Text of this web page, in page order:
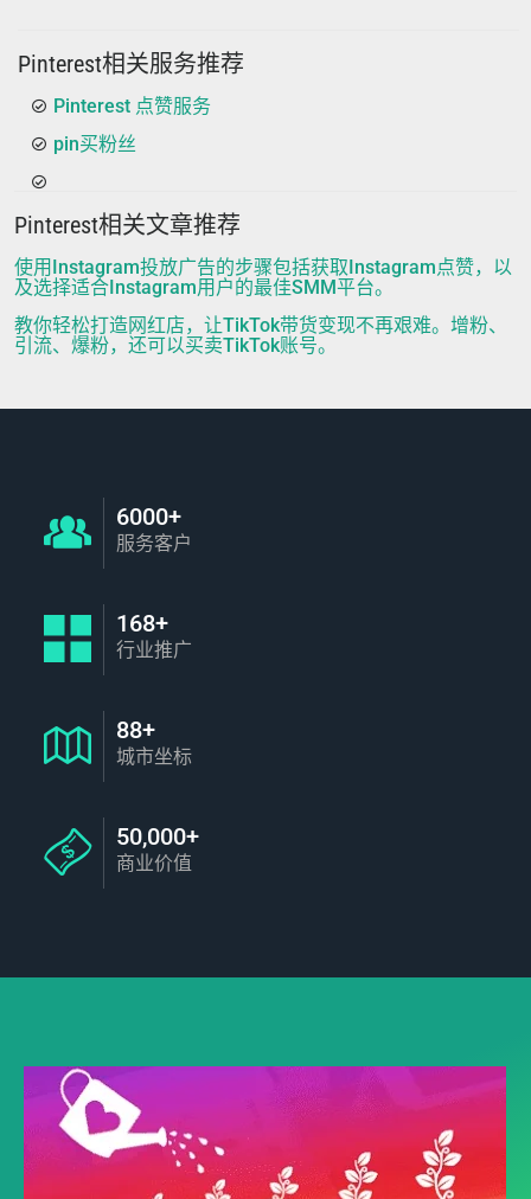
Pinterest相关服务推荐
Pinterest 点赞服务
pin买粉丝
Pinterest相关文章推荐
使用Instagram投放广告的步骤包括获取Instagram点赞，以
及选择适合Instagram用户的最佳SMM平台。
教你轻松打造网红店，让TikTok带货变现不再艰难。增粉、
引流、爆粉，还可以买卖TikTok账号。
6000+
服务客户
168+
行业推广
88+
城市坐标
50,000+
商业价值